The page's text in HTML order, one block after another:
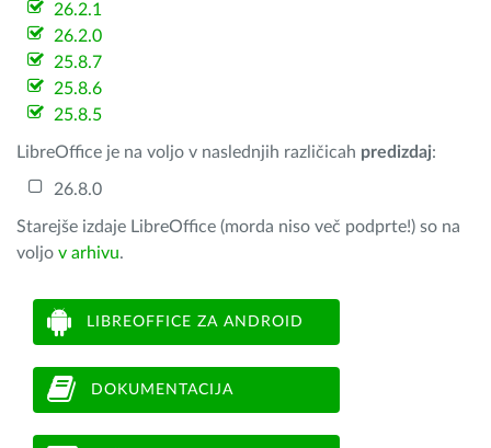
26.2.1
26.2.0
25.8.7
25.8.6
25.8.5
LibreOffice je na voljo v naslednjih različicah predizdaj:
26.8.0
Starejše izdaje LibreOffice (morda niso več podprte!) so na
voljo v arhivu.
LIBREOFFICE ZA ANDROID
DOKUMENTACIJA